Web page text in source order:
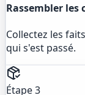
Rassembler les
Collectez les
qui s'est passé.
Étape 3